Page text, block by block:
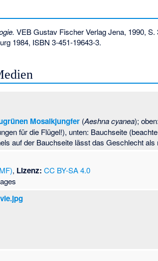
VEB Gustav Fischer Verlag Jena, 1990, S.
1984, ISBN 3-451-19643-3.
Mosaikjungfer (Aeshna cyanea);
für die Flügel!), unten: Bauchseite
auf der Bauchseite lässt das Geschlecht
, Lizenz: CC BY-SA 4.0